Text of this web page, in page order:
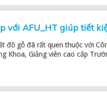
với AFU_HT giúp tiết
đồ gỗ đã rất quen thuộc với
Khoa, Giảng viên cao cấp